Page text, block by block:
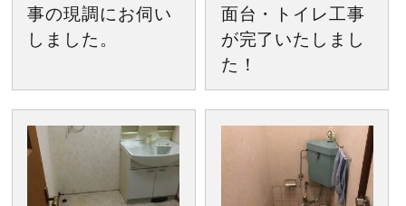
事の現調にお伺い
しました。
面台・トイレ工事
が完了いたしまし
た！